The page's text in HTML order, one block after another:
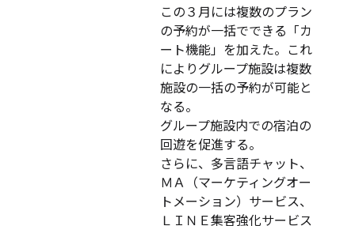
この３月には複数のプラン
の予約が一括でできる「カ
ート機能」を加えた。これ
によりグループ施設は複数
施設の一括の予約が可能と
なる。
グループ施設内での宿泊の
回遊を促進する。
さらに、多言語チャット、
ＭＡ（マーケティングオー
トメーション）サービス、
ＬＩＮＥ集客強化サービス